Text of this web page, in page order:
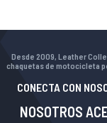
Desde 2009, Leather
chaquetas de motocicleta
CONECTA CON
NOSOTROS